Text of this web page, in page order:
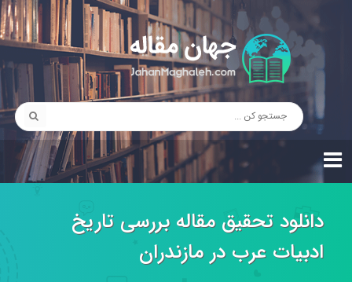
دانلود تحقیق مقاله بررسی تاريخ
ادبيات عرب در مازندران